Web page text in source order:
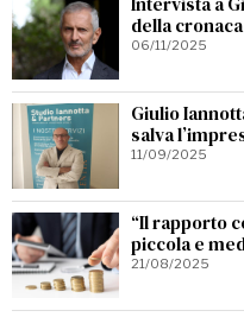
della
06/11/2025
Giulio
salva
11/09/2025
“Il rapporto
piccola e
21/08/2025